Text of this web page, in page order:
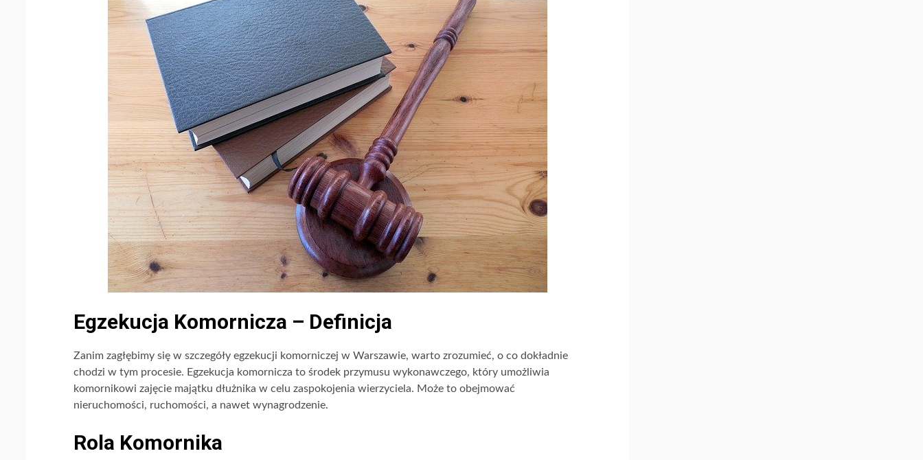
Egzekucja Komornicza – Definicja
Zanim zagłębimy się w szczegóły egzekucji komorniczej w Warszawie, warto zrozumieć, o co dokładnie
chodzi w tym procesie. Egzekucja komornicza to środek przymusu wykonawczego, który umożliwia
komornikowi zajęcie majątku dłużnika w celu zaspokojenia wierzyciela. Może to obejmować
nieruchomości, ruchomości, a nawet wynagrodzenie.
Rola Komornika